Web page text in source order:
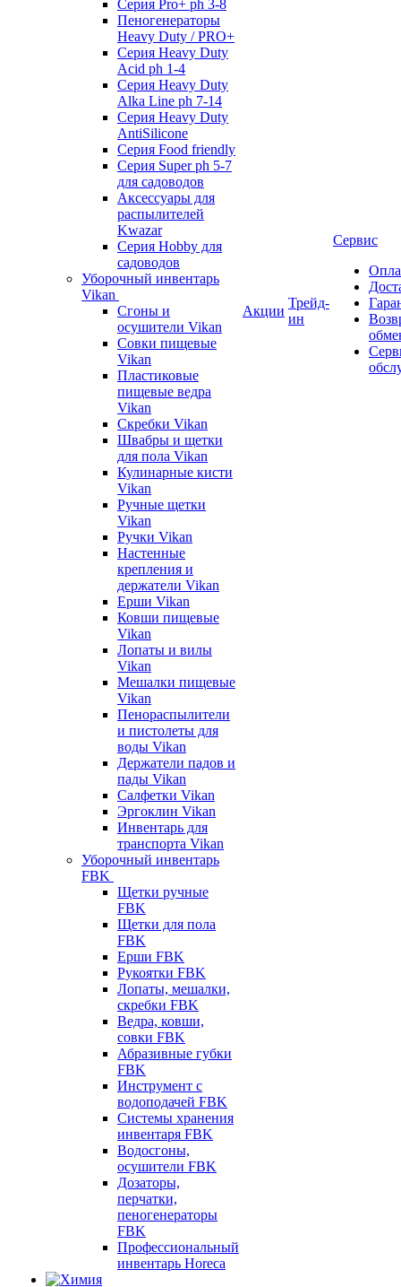
Серия Pro+ ph 3-8
Пеногенераторы
Heavy Duty / PRO+
Серия Heavy Duty
Acid ph 1-4
Серия Heavy Duty
Alka Line ph 7-14
Серия Heavy Duty
AntiSilicone
Серия Food friendly
Серия Super ph 5-7
для садоводов
Аксессуары для
распылителей
Kwazar
Серия Hobby для
садоводов
Уборочный инвентарь
Vikan
Сгоны и
осушители Vikan
Совки пищевые
Vikan
Пластиковые
пищевые ведра
Vikan
Скребки Vikan
Швабры и щетки
для пола Vikan
Кулинарные кисти
Vikan
Ручные щетки
Vikan
Ручки Vikan
Настенные
крепления и
держатели Vikan
Ерши Vikan
Ковши пищевые
Vikan
Лопаты и вилы
Vikan
Мешалки пищевые
Vikan
Пенораспылители
и пистолеты для
воды Vikan
Держатели падов и
пады Vikan
Салфетки Vikan
Эргоклин Vikan
Инвентарь для
транспорта Vikan
Уборочный инвентарь
FBK
Щетки ручные
FBK
Щетки для пола
FBK
Ерши FBK
Рукоятки FBK
Лопаты, мешалки,
скребки FBK
Ведра, ковши,
совки FBK
Абразивные губки
FBK
Инструмент с
водоподачей FBK
Системы хранения
инвентаря FBK
Водосгоны,
осушители FBK
Дозаторы,
перчатки,
пеногенераторы
FBK
Профессиональный
инвентарь Horeca
Акции
Трейд-
ин
Сервис